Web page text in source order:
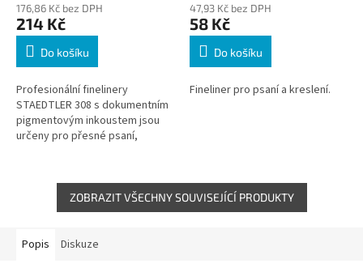
176,86 Kč bez DPH
214 Kč
Do košíku
Profesionální finelinery
STAEDTLER 308 s dokumentním
pigmentovým inkoustem jsou
určeny pro přesné psaní,
47,93 Kč bez DPH
58 Kč
Do košíku
Fineliner pro psaní a kreslení.
ZOBRAZIT VŠECHNY SOUVISEJÍCÍ PRODUKTY
Popis Diskuze